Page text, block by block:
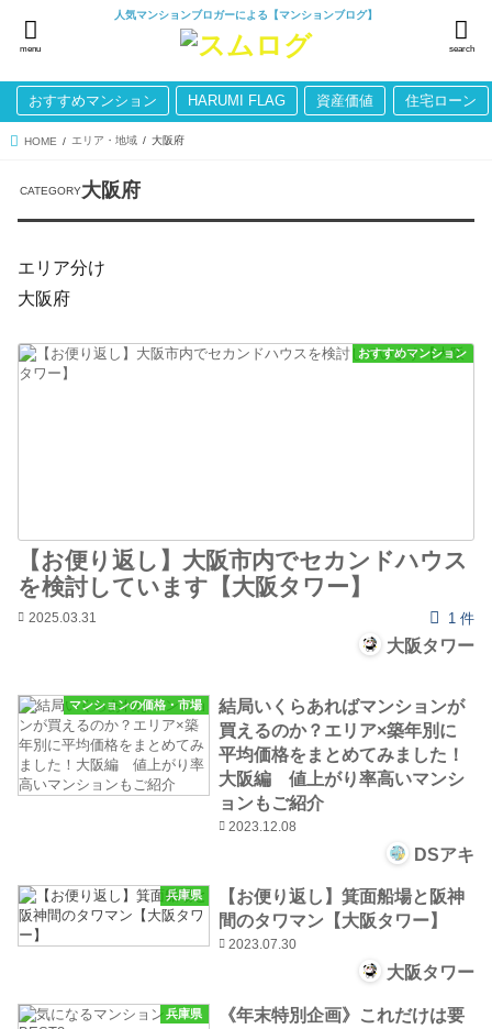
人気マンションブロガーによる【マンションブログ】
search
menu
おすすめマンション HARUMI FLAG 資産価値 住宅ローン
HOME エリア・地域 大阪府
大阪府
エリア分け
大阪府
おすすめマンション
【お便り返し】大阪市内でセカンドハウス
を検討しています【大阪タワー】
2025.03.31 1 件
大阪タワー
マンションの価格・市場
結局いくらあればマンションが
買えるのか？エリア×築年別に
平均価格をまとめてみました！
大阪編 値上がり率高いマンシ
ョンもご紹介
2023.12.08
DSアキ
兵庫県
【お便り返し】箕面船場と阪神
間のタワマン【大阪タワー】
2023.07.30
大阪タワー
兵庫県
《年末特別企画》これだけは要